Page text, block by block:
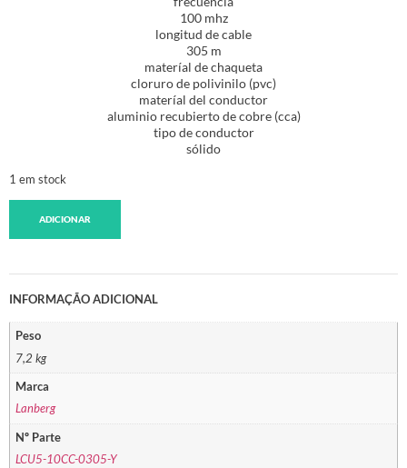
100 mhz
longitud de cable
305 m
materíal de chaqueta
cloruro de polivinilo (pvc)
materíal del conductor
aluminio recubierto de cobre (cca)
tipo de conductor
sólido
1 em stock
ADICIONAR
INFORMAÇÃO ADICIONAL
Peso
7,2 kg
Marca
Lanberg
Nº Parte
LCU5-10CC-0305-Y